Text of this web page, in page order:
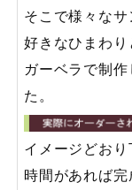
そこで様々な
好きなひまわり
ガーベラで制
た。
イメージどおり
時間があれば